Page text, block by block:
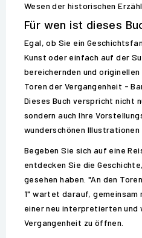
Wesen der historischen
Für wen ist dieses
Egal, ob Sie ein
Kunst oder einfach auf der
bereichernden und
Toren der Vergangenheit -
Dieses Buch verspricht nicht
sondern auch Ihre
wunderschönen Illustrationen
Begeben Sie sich auf eine
entdecken Sie die
gesehen haben. "An den
1" wartet darauf, gemeinsam
einer neu interpretierten und
Vergangenheit zu öffnen.